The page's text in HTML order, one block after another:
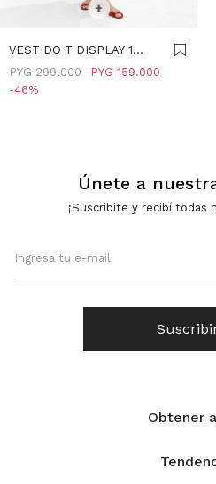
+
VESTIDO T DISPLAY 1
JUNE - CAQUI
PYG 159.000
PYG 299.000
46
Obtener
Únete a
¡Suscribite y recibí todas